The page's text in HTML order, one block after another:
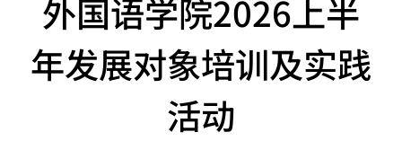
外国语学院2026上半
年发展对象培训及实践
活动